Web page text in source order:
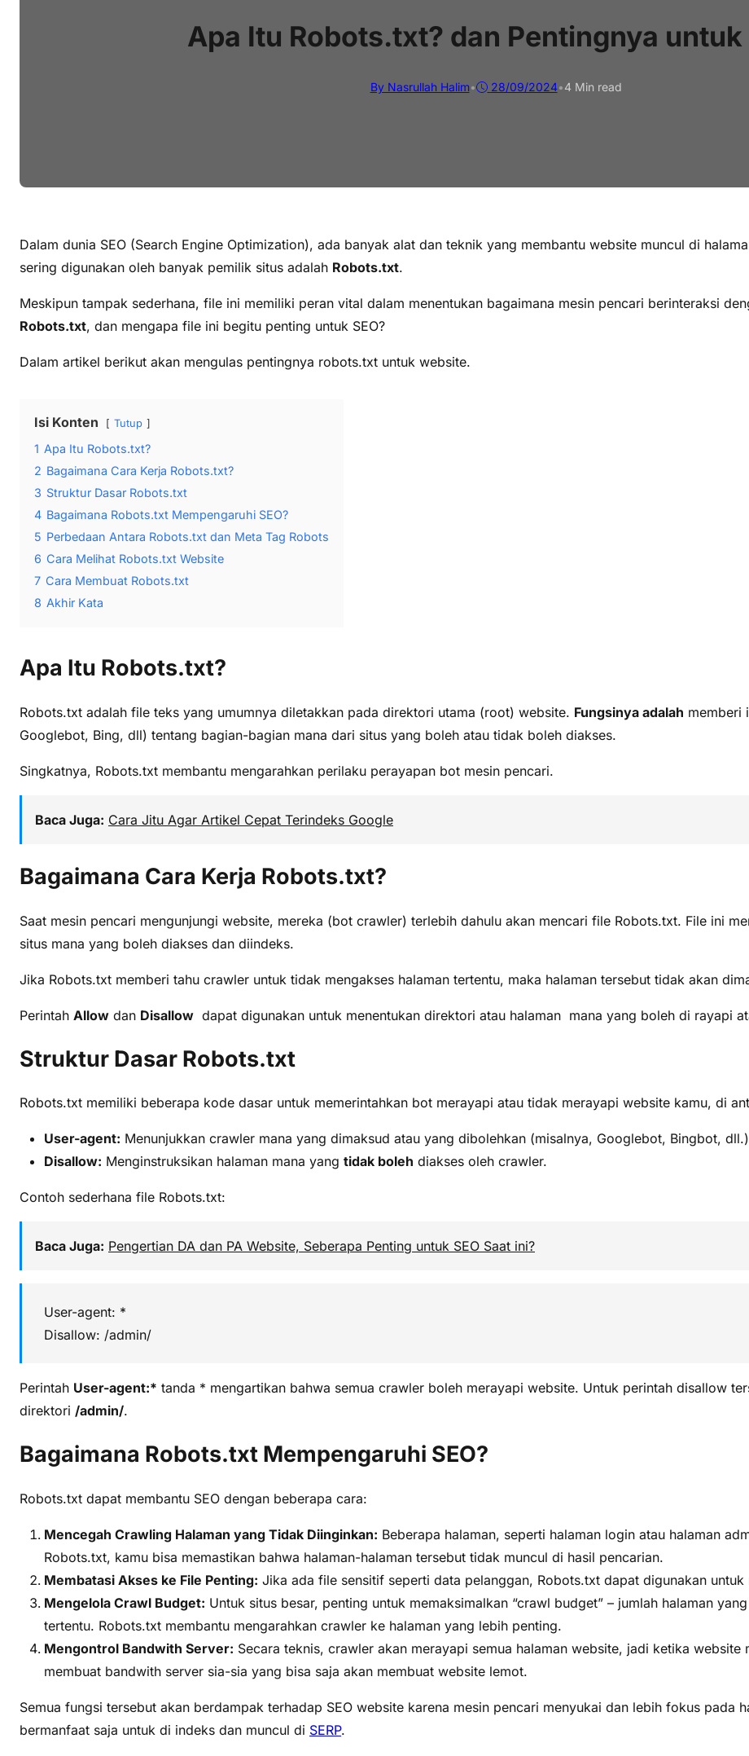
Apa Itu Robots.txt? dan Pentingnya untuk
By Nasrullah Halim• 28/09/2024•4 Min read
Dalam dunia SEO (Search Engine Optimization), ada banyak alat dan teknik yang membantu website muncul di
sering digunakan oleh banyak pemilik situs adalah Robots.txt.
Meskipun tampak sederhana, file ini memiliki peran vital dalam menentukan bagaimana mesin pencari berinteraksi
Robots.txt, dan mengapa file ini begitu penting untuk SEO?
Dalam artikel berikut akan mengulas pentingnya robots.txt untuk website.
Isi Konten Tutup
1 Apa Itu Robots.txt?
2 Bagaimana Cara Kerja Robots.txt?
3 Struktur Dasar Robots.txt
4 Bagaimana Robots.txt Mempengaruhi SEO?
5 Perbedaan Antara Robots.txt dan Meta Tag Robots
6 Cara Melihat Robots.txt Website
7 Cara Membuat Robots.txt
8 Akhir Kata
Apa Itu Robots.txt?
Robots.txt adalah file teks yang umumnya diletakkan pada direktori utama (root) website. Fungsinya adalah memberi
Googlebot, Bing, dll) tentang bagian-bagian mana dari situs yang boleh atau tidak boleh diakses.
Singkatnya, Robots.txt membantu mengarahkan perilaku perayapan bot mesin pencari.
Baca Juga: Cara Jitu Agar Artikel Cepat Terindeks Google
Bagaimana Cara Kerja Robots.txt?
Saat mesin pencari mengunjungi website, mereka (bot crawler) terlebih dahulu akan mencari file Robots.txt. File ini
situs mana yang boleh diakses dan diindeks.
Jika Robots.txt memberi tahu crawler untuk tidak mengakses halaman tertentu, maka halaman tersebut tidak akan
Perintah Allow dan Disallow dapat digunakan untuk menentukan direktori atau halaman mana yang boleh di rayapi
Struktur Dasar Robots.txt
Robots.txt memiliki beberapa kode dasar untuk memerintahkan bot merayapi atau tidak merayapi website kamu, di
User-agent: Menunjukkan crawler mana yang dimaksud atau yang dibolehkan (misalnya, Googlebot, Bingbot,
Disallow: Menginstruksikan halaman mana yang tidak boleh diakses oleh crawler.
Contoh sederhana file Robots.txt:
Baca Juga: Pengertian DA dan PA Website, Seberapa Penting untuk SEO Saat ini?
User-agent: *
Disallow: /admin/
Perintah User-agent:* tanda * mengartikan bahwa semua crawler boleh merayapi website. Untuk perintah disallow
direktori /admin/.
Bagaimana Robots.txt Mempengaruhi SEO?
Robots.txt dapat membantu SEO dengan beberapa cara:
Mencegah Crawling Halaman yang Tidak Diinginkan: Beberapa halaman, seperti halaman login atau halaman
Robots.txt, kamu bisa memastikan bahwa halaman-halaman tersebut tidak muncul di hasil pencarian.
Membatasi Akses ke File Penting: Jika ada file sensitif seperti data pelanggan, Robots.txt dapat digunakan
Mengelola Crawl Budget: Untuk situs besar, penting untuk memaksimalkan “crawl budget” – jumlah halaman
tertentu. Robots.txt membantu mengarahkan crawler ke halaman yang lebih penting.
Mengontrol Bandwith Server: Secara teknis, crawler akan merayapi semua halaman website, jadi ketika
membuat bandwith server sia-sia yang bisa saja akan membuat website lemot.
Semua fungsi tersebut akan berdampak terhadap SEO website karena mesin pencari menyukai dan lebih fokus pada
bermanfaat saja untuk di indeks dan muncul di SERP.